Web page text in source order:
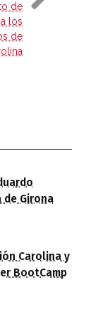
de
los
de
de Girona
Carolina y
BootCamp